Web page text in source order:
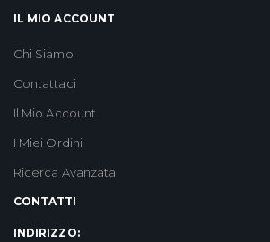
IL MIO ACCOUNT
Chi Siamo
Contattaci
Il Mio Account
I Miei Ordini
Ricerca Avanzata
CONTATTI
INDIRIZZO: